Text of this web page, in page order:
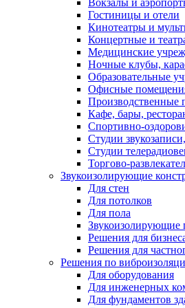
Вокзалы и
Гостиницы и отели
Кинотеатры и
Концертные и
Медицинские
Ночные клубы,
Образовательные
Офисные
Производственные
Кафе, бары,
Спортивно-
Студии
Студии
Торгово-
Звукоизолирующие
Для стен
Для потолков
Для пола
Звукоизолирующие
Решения для
Решения для
Решения по
Для оборудования
Для инженерных
Для фундаментов